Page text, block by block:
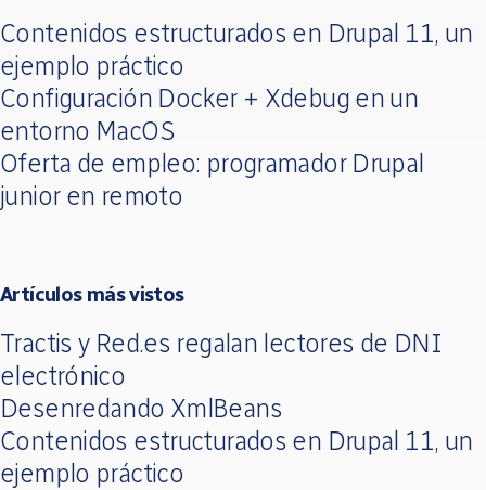
Contenidos estructurados en Drupal 11, un
ejemplo práctico
Configuración Docker + Xdebug en un
entorno MacOS
Oferta de empleo: programador Drupal
junior en remoto
Artículos más vistos
Tractis y Red.es regalan lectores de DNI
electrónico
Desenredando XmlBeans
Contenidos estructurados en Drupal 11, un
ejemplo práctico